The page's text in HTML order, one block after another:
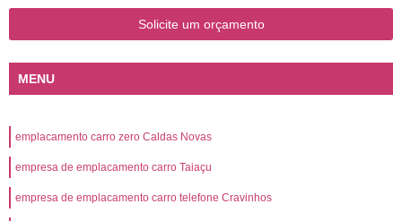
Solicite um orçamento
MENU
emplacamento carro zero Caldas Novas
empresa de emplacamento carro Taiaçu
empresa de emplacamento carro telefone Cravinhos